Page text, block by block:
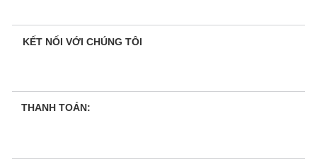
KẾT NỐI VỚI CHÚNG TÔI
THANH TOÁN: